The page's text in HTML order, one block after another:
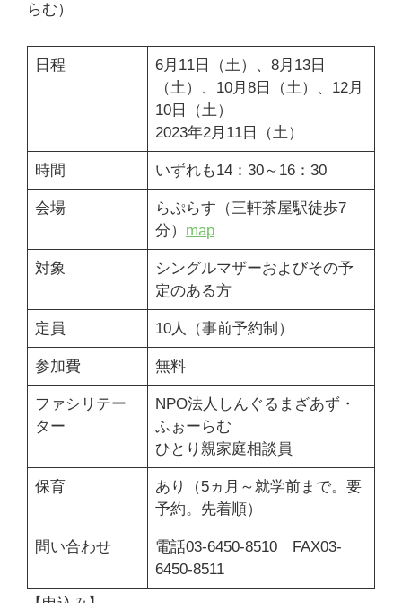
らむ）
日程
6月11日（土）、8月13日
（土）、10月8日（土）、12月
10日（土）
2023年2月11日（土）
時間 いずれも14：30～16：30
会場
らぷらす（三軒茶屋駅徒歩7
分） map
対象
シングルマザーおよびその予
定のある方
定員 10人（事前予約制）
参加費 無料
ファシリテー
ター
NPO法人しんぐるまざあず・
ふぉーらむ
ひとり親家庭相談員
保育
あり（5ヵ月～就学前まで。要
予約。先着順）
問い合わせ
電話03-6450-8510 FAX03-
6450-8511